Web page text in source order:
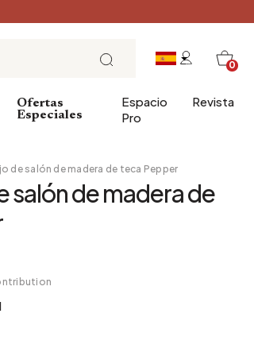
0
Jardín de invierno
La hora del té
Ofertas
Especiales
Espacio
Pro
Revista
de salón de madera de teca Pepper
salón de madera de